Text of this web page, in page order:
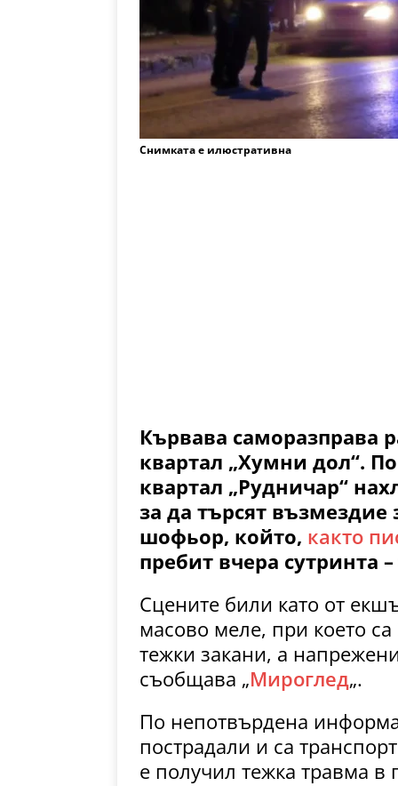
Снимката е илюстративна
Кървава саморазправа
квартал „Хумни дол“.
квартал „Рудничар“
за да търсят възмездие
шофьор, който, както
пребит вчера сутринта
Сцените били като от
масово меле, при което
тежки закани, а
съобщава „Мироглед„.
По непотвърдена
пострадали и са
е получил тежка травма в